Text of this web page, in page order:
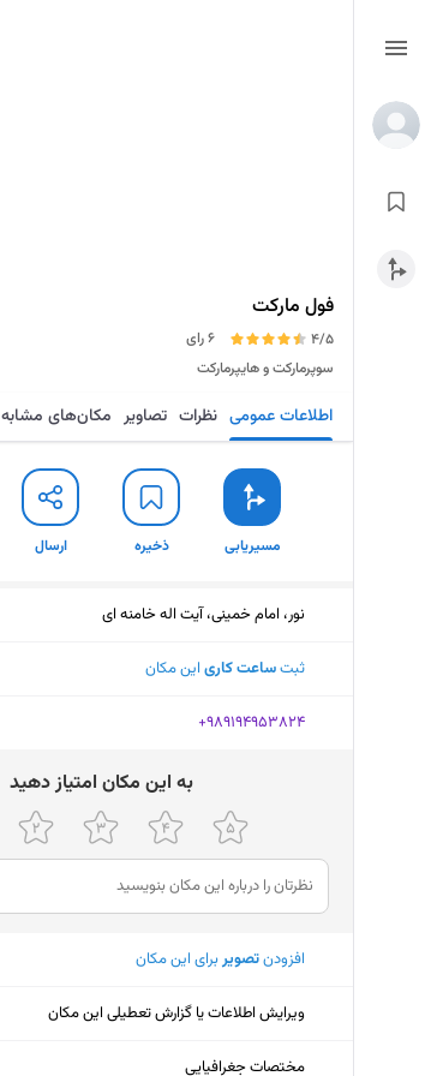
فول مارکت
4/5
6 رای
سوپرمارکت و هایپرمارکت
اطلاعات عمومی نظرات تصاویر مکان‌های مشابه
مسیریابی ذخیره ارسال
نور، امام خمینی، آیت اله خامنه ای
ثبتساعت کاری این مکان
‎+989194953824
ﺑﻪ اﯾﻦ ﻣﮑﺎن اﻣﺘﯿﺎز دﻫﯿﺪ
افزودنتصویربرای این مکان
ویرایش اطلاعات یا گزارش تعطیلی این مکان
مختصات جغرافیایی